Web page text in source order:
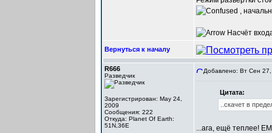
,
Насчёт
Вернуться к началу
R666
Разведчик
Зарегистрирован: May 24,
2009
Сообщения: 222
Откуда: Planet Of Earth:
51N,36E
Добавлено: Вт Сен
Цитата:
..скачет в
...ага, ещё теплее!